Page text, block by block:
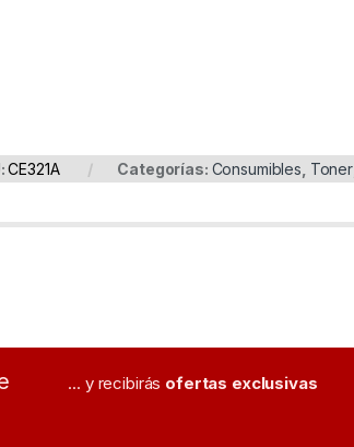
CE321A Categorías: Consumibles Toner
... y recibirás ofertas exclusivas